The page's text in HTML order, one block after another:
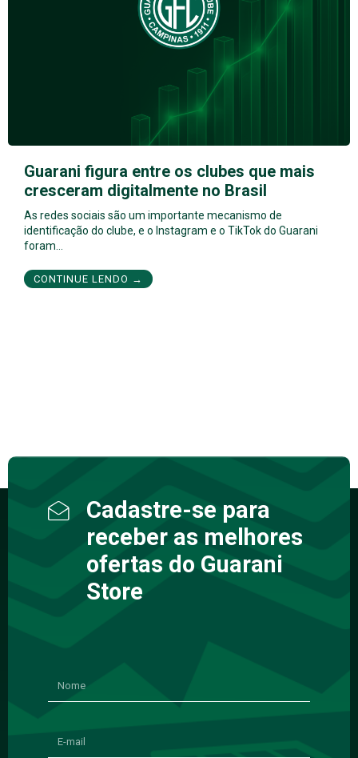
Guarani figura entre os clubes que mais
cresceram digitalmente no Brasil
As redes sociais são um importante mecanismo de
identificação do clube, e o Instagram e o TikTok do Guarani
foram…
CONTINUE LENDO →
Cadastre-se para
receber as melhores
ofertas do Guarani
Store